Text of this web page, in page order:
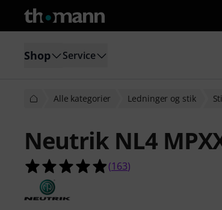
Shop Service
Alle kategorier Ledninger og stik
Neutrik NL4
4.9 ud af 5 stjerner fra
(163)